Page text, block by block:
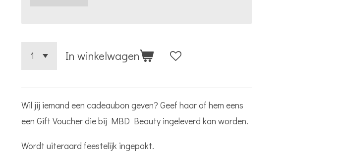
In winkelwagen
Wil jij iemand een cadeaubon geven? Geef haar of hem eens
een Gift Voucher die bij MBD Beauty ingeleverd kan worden.
Wordt uiteraard feestelijk ingepakt.